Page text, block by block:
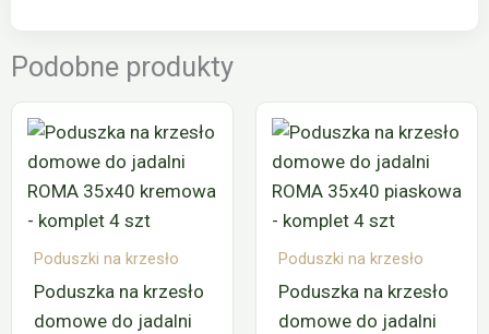
Podobne produkty
Poduszki na krzesło
Poduszka na krzesło
domowe do jadalni
Poduszki na krzesło
Poduszka na krzesło
domowe do jadalni